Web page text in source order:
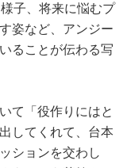
子、将来に悩むプ
姿など、アンジー
ることが伝わる写
て「役作りにはと
してくれて、台本
ションを交わし